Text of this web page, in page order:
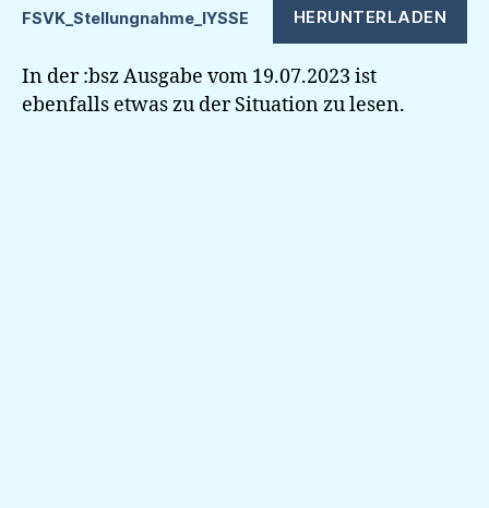
FSVK_Stellungnahme_IYSSE HERUNTERLADEN
In der :bsz Ausgabe vom 19.07.2023 ist
ebenfalls etwas zu der Situation zu lesen.